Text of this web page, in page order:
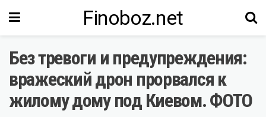
Finoboz.net
Без тревоги и предупреждения:
вражеский дрон прорвался к
жилому дому под Киевом. ФОТО